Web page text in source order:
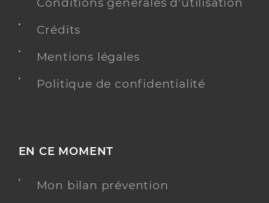
Adresse
969 Avenue du Commandant Houot, 83130 La
Garde
Téléphone
+33 4 94 91 87 96
Crédits
Mentions légales
Politique de confidentialité
EN CE MOMENT
Mon bilan prévention